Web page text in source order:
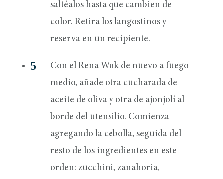
saltéalos hasta que cambien de
color. Retira los langostinos y
reserva en un recipiente.
Con el Rena Wok de nuevo a fuego
medio, añade otra cucharada de
aceite de oliva y otra de ajonjolí al
borde del utensilio. Comienza
agregando la cebolla, seguida del
resto de los ingredientes en este
orden: zucchini, zanahoria,